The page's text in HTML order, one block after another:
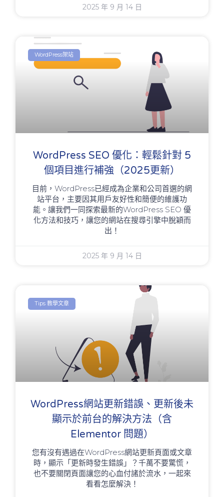
2025 年 9 月 14 日
WordPress架站
WordPress SEO 優化：輕鬆針對 5
個項目進行補強（2025更新）
目前，WordPress已經成為企業和公司首選的網
站平台，主要因其用戶友好性和簡便的維護功
能。讓我們一同探索最新的WordPress SEO 優
化方法和技巧，讓您的網站在搜尋引擎中脫穎而
出！
2025 年 9 月 14 日
Tips 教學文章
WordPress網站更新錯誤、更新後未
顯示於前台的解決方法（含
Elementor 問題）
您有沒有遇過在WordPress網站更新頁面或文章
時，顯示「更新時發生錯誤」？千萬不要驚慌，
也不要關閉頁面讓您的心血付諸於流水，一起來
看看怎麼解決！